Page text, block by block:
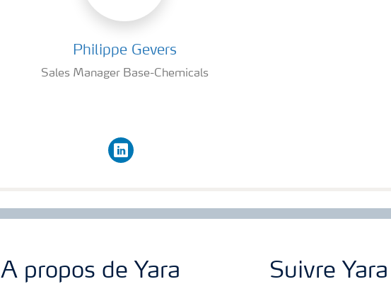
Philippe Gevers
Sales Manager Base-Chemicals
linkedin
A propos de Yara Suivre Yara